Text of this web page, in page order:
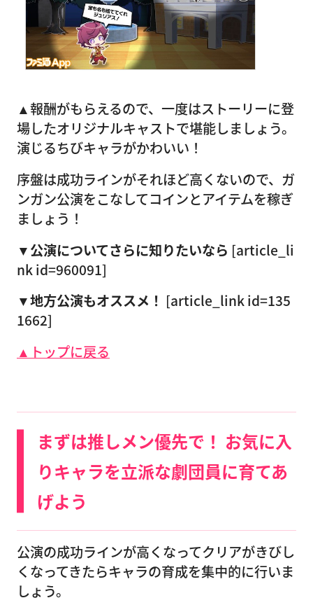
▲報酬がもらえるので、一度はストーリーに登
場したオリジナルキャストで堪能しましょう。
演じるちびキャラがかわいい！
序盤は成功ラインがそれほど高くないので、ガ
ンガン公演をこなしてコインとアイテムを稼ぎ
ましょう！
▼公演についてさらに知りたいなら [article_li
nk id=960091]
▼地方公演もオススメ！ [article_link id=135
1662]
▲トップに戻る
まずは推しメン優先で！ お気に入
りキャラを立派な劇団員に育てあ
げよう
公演の成功ラインが高くなってクリアがきびし
くなってきたらキャラの育成を集中的に行いま
しょう。